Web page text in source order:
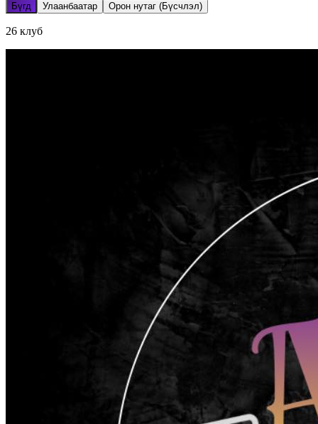
Бүгд Улаанбаатар Орон нутаг (Бүсчлэл)
26 клуб